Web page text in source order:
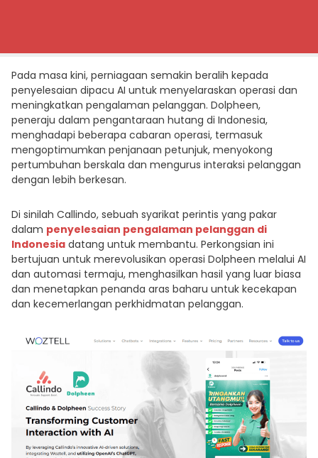
Pada masa kini, perniagaan semakin beralih kepada
penyelesaian dipacu AI untuk menyelaraskan operasi dan
meningkatkan pengalaman pelanggan. Dolpheen,
peneraju dalam pengantaraan hutang di Indonesia,
menghadapi beberapa cabaran operasi, termasuk
mengoptimumkan penjanaan petunjuk, menyokong
pertumbuhan berskala dan mengurus interaksi pelanggan
dengan lebih berkesan.
Di sinilah Callindo, sebuah syarikat perintis yang pakar
dalam penyelesaian pengalaman pelanggan di
Indonesia datang untuk membantu. Perkongsian ini
bertujuan untuk merevolusikan operasi Dolpheen melalui AI
dan automasi termaju, menghasilkan hasil yang luar biasa
dan menetapkan penanda aras baharu untuk kecekapan
dan kecemerlangan perkhidmatan pelanggan.